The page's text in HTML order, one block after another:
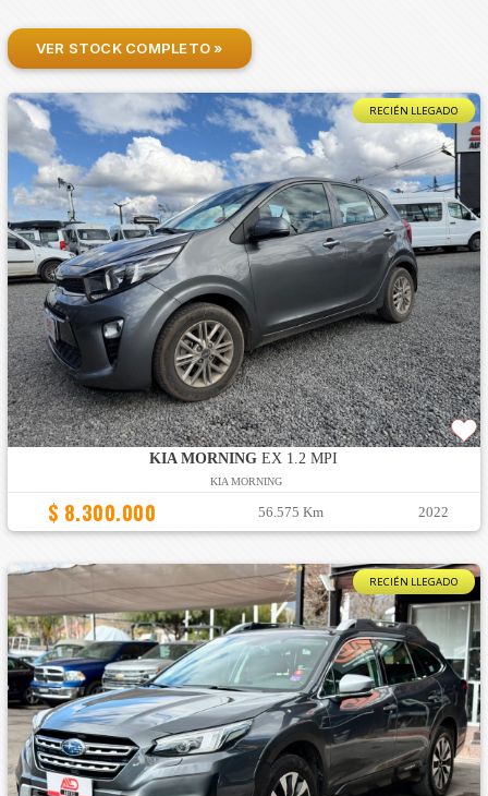
VER STOCK COMPLETO »
RECIÉN LLEGADO
KIA MORNING EX 1.2 MPI
KIA MORNING
$ 8.300.000 56.575 Km 2022
RECIÉN LLEGADO